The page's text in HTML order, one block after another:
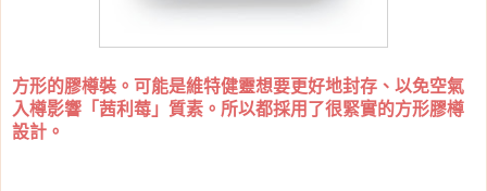
方形的膠樽裝。可能是維特健靈想要更好地封存、以免空氣
入樽影響「茜利莓」質素。所以都採用了很緊實的方形膠樽
設計。